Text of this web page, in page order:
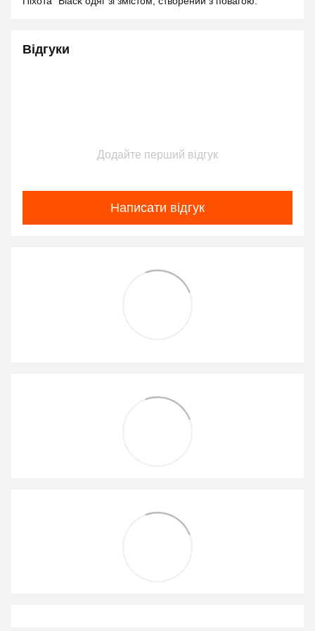
Відгуки
Додайте перший відгук
Написати відгук